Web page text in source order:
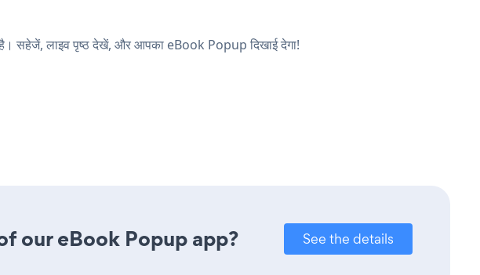
सहेजें, लाइव पृष्ठ देखें, और आपका eBook Popup दिखाई देगा!
our eBook Popup app? See the details